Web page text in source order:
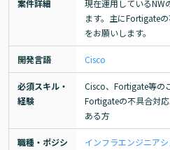
案件詳細
現在運用しているNW
ます。主にFortigate
をお願いします。
開発言語 Cisco
必須スキル・
経験
Cisco、Fortigate等の
Fortigateの不具合対
ある方
職種・ポジシ
インフラエンジニア